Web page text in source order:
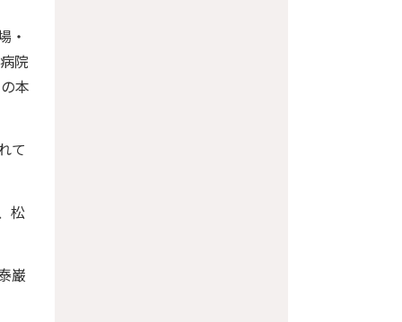
・
院
本
て
松
巌